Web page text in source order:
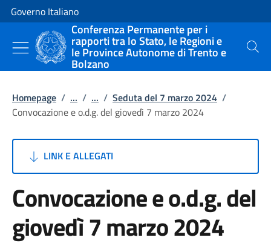
Vai al contenuto
Vai alla navigazione del sito
Governo Italiano
Conferenza Permanente per i
rapporti tra lo Stato, le Regioni e
le Province Autonome di Trento e
Bolzano
Cerca
Homepage / ... / ... / Seduta del 7 marzo 2024 /
Convocazione e o.d.g. del giovedì 7 marzo 2024
LINK E ALLEGATI
Convocazione e o.d.g. del
giovedì 7 marzo 2024